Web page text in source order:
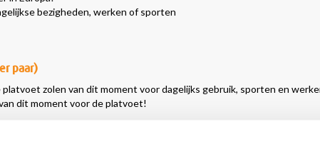
bezigheden, werken of sporten
paar)
zolen van dit moment voor dagelijks gebruik, sporten en
dit moment voor de platvoet!
de